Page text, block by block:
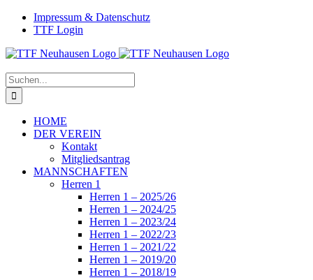
Zum
Inhalt
Facebook
InstagramImpressum & Datenschutz
TTF Login
Suche
nach:
HOME
DER VEREIN
Kontakt
Mitgliedsantrag
MANNSCHAFTEN
Herren 1
Herren 1 – 2025/26
Herren 1 – 2024/25
Herren 1 – 2023/24
Herren 1 – 2022/23
Herren 1 – 2021/22
Herren 1 – 2019/20
Herren 1 – 2018/19